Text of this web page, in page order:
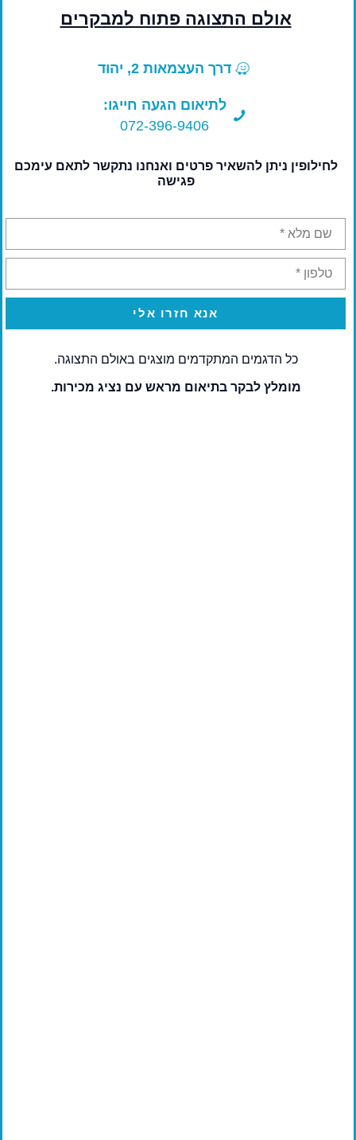
לבחירת בדים
אולם התצוגה פתוח למבקרים
דרך העצמאות 2, יהוד
לתיאום הגעה חייגו:
072-396-9406
לחילופין ניתן להשאיר פרטים ואנחנו נתקשר לתאם עימכם
פגישה
אנא חזרו אלי
כל הדגמים המתקדמים מוצגים באולם התצוגה.
מומלץ לבקר בתיאום מראש עם נציג מכירות.